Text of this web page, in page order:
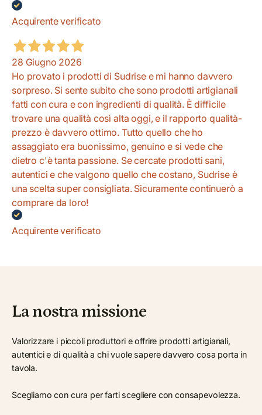
Acquirente verificato
28 Giugno 2026
Ho provato i prodotti di Sudrise e mi hanno davvero
sorpreso. Si sente subito che sono prodotti artigianali
fatti con cura e con ingredienti di qualità. È difficile
trovare una qualità così alta oggi, e il rapporto qualità-
prezzo è davvero ottimo. Tutto quello che ho
assaggiato era buonissimo, genuino e si vede che
dietro c'è tanta passione. Se cercate prodotti sani,
autentici e che valgono quello che costano, Sudrise è
una scelta super consigliata. Sicuramente continuerò a
comprare da loro!
Acquirente verificato
La nostra missione
Valorizzare i piccoli produttori e offrire prodotti artigianali,
autentici e di qualità a chi vuole sapere davvero cosa porta in
tavola.
Scegliamo con cura per farti scegliere con consapevolezza.